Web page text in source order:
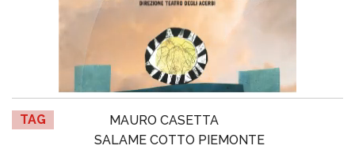
TAG
MAURO CASETTA
SALAME COTTO PIEMONTE